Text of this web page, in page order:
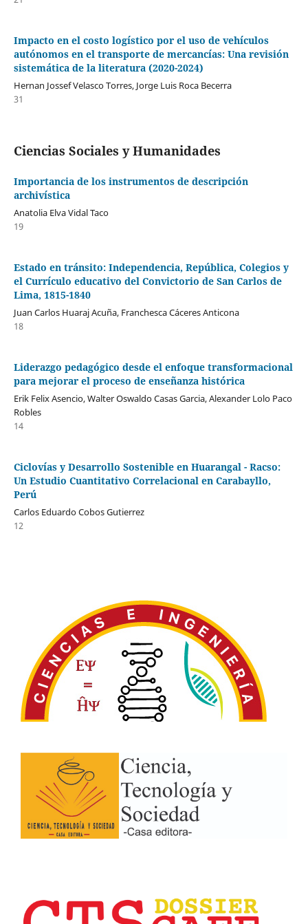
Impacto en el costo logístico por el uso de vehículos
autónomos en el transporte de mercancías: Una revisión
sistemática de la literatura (2020-2024)
Hernan Jossef Velasco Torres, Jorge Luis Roca Becerra
31
Ciencias Sociales y Humanidades
Importancia de los instrumentos de descripción
archivística
Anatolia Elva Vidal Taco
19
Estado en tránsito: Independencia, República, Colegios y
el Currículo educativo del Convictorio de San Carlos de
Lima, 1815-1840
Juan Carlos Huaraj Acuña, Franchesca Cáceres Anticona
18
Liderazgo pedagógico desde el enfoque transformacional
para mejorar el proceso de enseñanza histórica
Erik Felix Asencio, Walter Oswaldo Casas Garcia, Alexander Lolo Paco
Robles
14
Ciclovías y Desarrollo Sostenible en Huarangal - Racso:
Un Estudio Cuantitativo Correlacional en Carabayllo,
Perú
Carlos Eduardo Cobos Gutierrez
12